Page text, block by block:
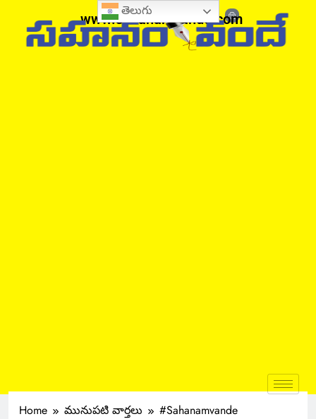
www.sahanamvande.com
Home మునుపటి వార్తలు #Sahanamvande
తెలుగు